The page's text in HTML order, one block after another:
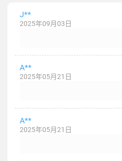
J**
2025年09月03日
A**
2025年05月21日
A**
2025年05月21日